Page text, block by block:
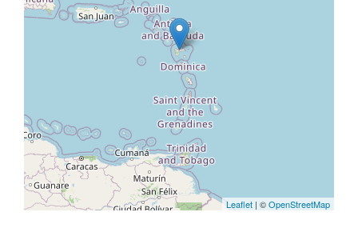
Leaflet | ©OpenStreetMap